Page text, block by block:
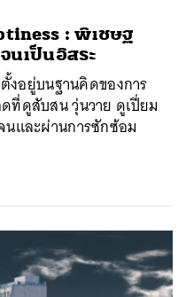
: พิเชษฐ
นเป็นอิสระ
งอยู่บนฐานคิดของการ
ที่ดูสับสน วุ่นวาย ดูเปี่ยม
และผ่านการซักซ้อม